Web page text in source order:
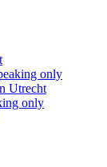
only
Utrecht
only